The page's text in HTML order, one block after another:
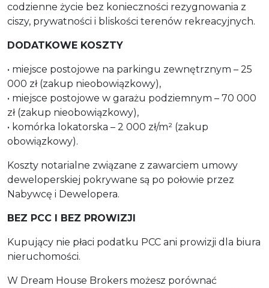
codzienne życie bez konieczności rezygnowania z
ciszy, prywatności i bliskości terenów rekreacyjnych.
DODATKOWE KOSZTY
• miejsce postojowe na parkingu zewnętrznym – 25
000 zł (zakup nieobowiązkowy),
• miejsce postojowe w garażu podziemnym – 70 000
zł (zakup nieobowiązkowy),
• komórka lokatorska – 2 000 zł/m² (zakup
obowiązkowy).
Koszty notarialne związane z zawarciem umowy
deweloperskiej pokrywane są po połowie przez
Nabywcę i Dewelopera.
BEZ PCC I BEZ PROWIZJI
Kupujący nie płaci podatku PCC ani prowizji dla biura
nieruchomości.
W Dream House Brokers możesz porównać